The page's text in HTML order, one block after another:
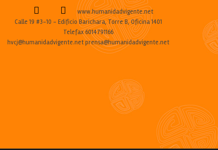
www.humanidadvigente.net
Calle 19 #3-10 - Edificio Barichara, Torre B, Oficina 1401
Telefax 6014791166
hvcj@humanidadvigente.net prensa@humanidadvigente.net